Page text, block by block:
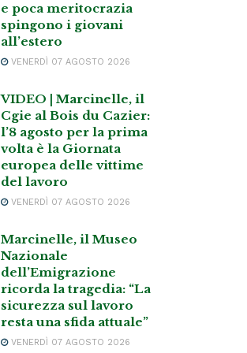
e poca meritocrazia
spingono i giovani
all’estero
VENERDÌ 07 AGOSTO 2026
VIDEO | Marcinelle, il
Cgie al Bois du Cazier:
l’8 agosto per la prima
volta è la Giornata
europea delle vittime
del lavoro
VENERDÌ 07 AGOSTO 2026
Marcinelle, il Museo
Nazionale
dell’Emigrazione
ricorda la tragedia: “La
sicurezza sul lavoro
resta una sfida attuale”
VENERDÌ 07 AGOSTO 2026